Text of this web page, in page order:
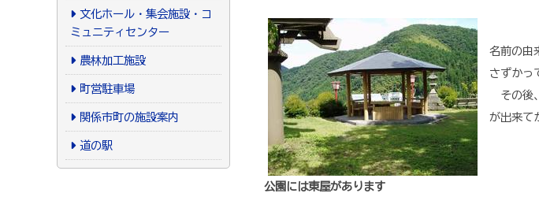
文化ホール・集会施設・コ
ミュニティセンター
農林加工施設
町営駐車場
関係市町の施設案内
道の駅
公園には東屋があります
名前の由
さずかっ
その後
が出来て